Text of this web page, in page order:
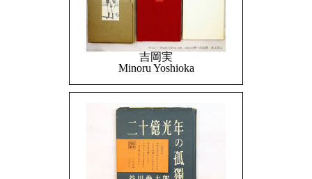
吉岡実
Minoru Yoshioka